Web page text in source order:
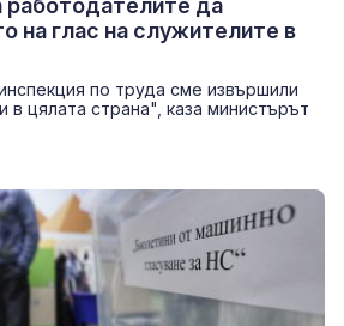
да
на глас на служителите в
по труда сме извършили
в цялата страна", каза министърът